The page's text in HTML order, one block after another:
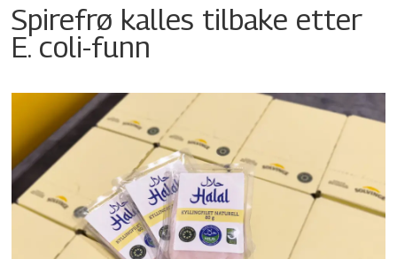
Spirefrø kalles tilbake etter
E. coli-funn